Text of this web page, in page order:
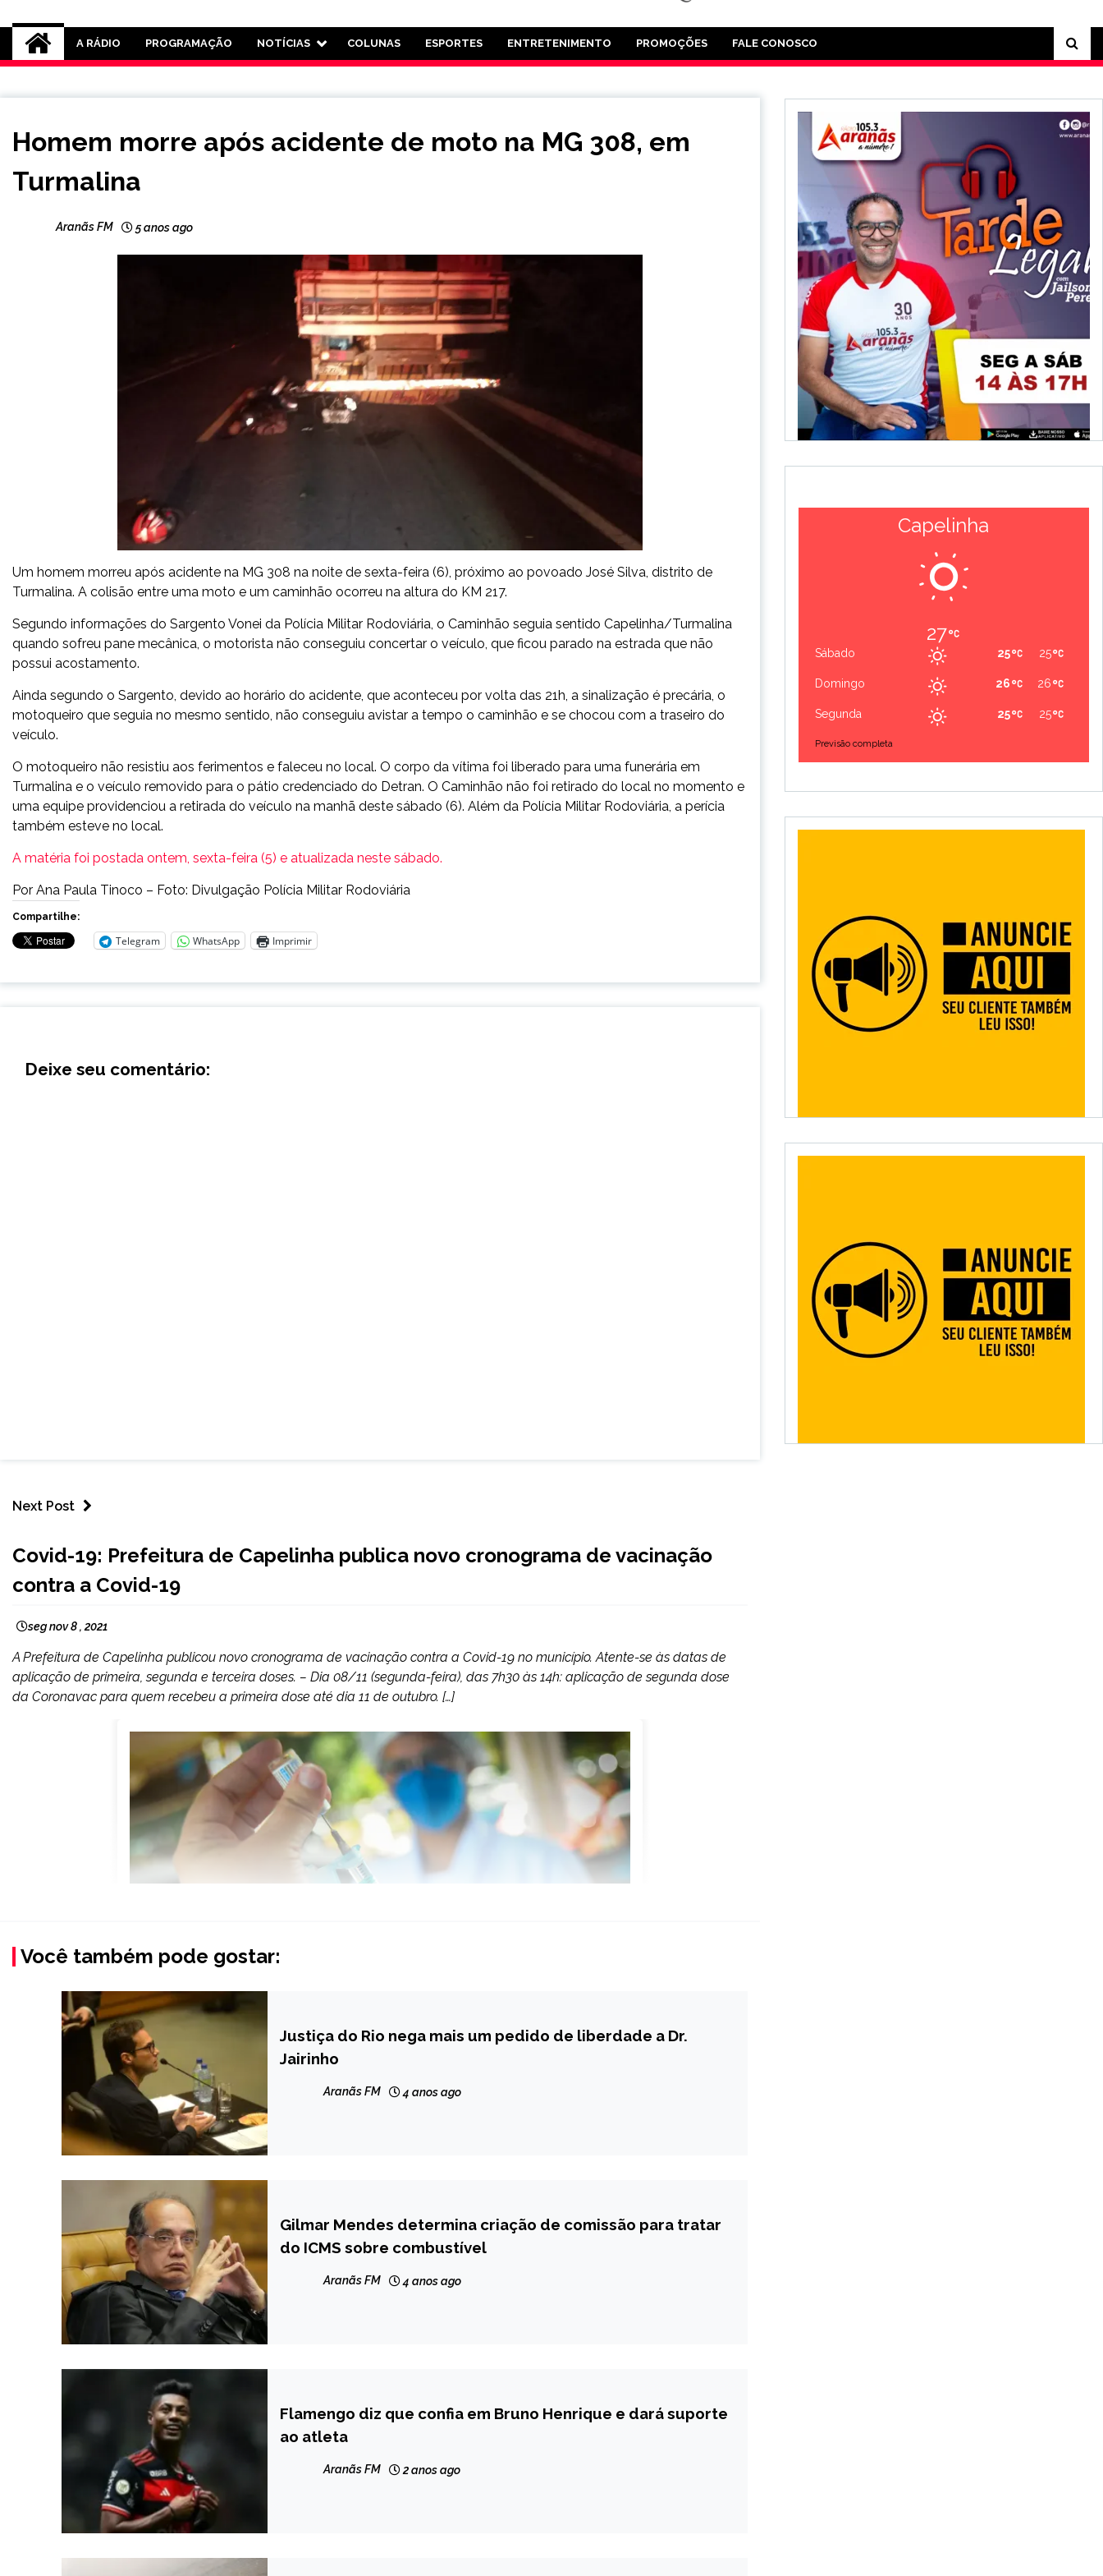
Rádio Aranãs 105.3
A RÁDIO PROGRAMAÇÃO NOTÍCIAS COLUNAS ESPORTES ENTRETENIMENTO PROMOÇÕES FALE CONOSCO
MINAS
NOTÍCIAS
Homem morre após acidente de moto na MG 308, em
Turmalina
Aranãs FM 5 anos ago
Um homem morreu após acidente na MG 308 na noite de sexta-feira (6), próximo ao povoado José Silva, distrito de
Turmalina. A colisão entre uma moto e um caminhão ocorreu na altura do KM 217.
Segundo informações do Sargento Vonei da Polícia Militar Rodoviária, o Caminhão seguia sentido Capelinha/Turmalina
quando sofreu pane mecânica, o motorista não conseguiu concertar o veículo, que ficou parado na estrada que não
possui acostamento.
Ainda segundo o Sargento, devido ao horário do acidente, que aconteceu por volta das 21h, a sinalização é precária, o
motoqueiro que seguia no mesmo sentido, não conseguiu avistar a tempo o caminhão e se chocou com a traseiro do
veículo.
O motoqueiro não resistiu aos ferimentos e faleceu no local. O corpo da vítima foi liberado para uma funerária em
Turmalina e o veículo removido para o pátio credenciado do Detran. O Caminhão não foi retirado do local no momento e
uma equipe providenciou a retirada do veículo na manhã deste sábado (6). Além da Polícia Militar Rodoviária, a perícia
também esteve no local.
A matéria foi postada ontem, sexta-feira (5) e atualizada neste sábado.
Por Ana Paula Tinoco – Foto: Divulgação Polícia Militar Rodoviária
Compartilhe:
Telegram WhatsApp Imprimir
Deixe seu comentário:
Next Post
NOTÍCIAS
Covid-19: Prefeitura de Capelinha publica novo cronograma de vacinação
contra a Covid-19
seg nov 8 , 2021
A Prefeitura de Capelinha publicou novo cronograma de vacinação contra a Covid-19 no município. Atente-se às datas de
aplicação de primeira, segunda e terceira doses. – Dia 08/11 (segunda-feira), das 7h30 às 14h: aplicação de segunda dose
da Coronavac para quem recebeu a primeira dose até dia 11 de outubro. […]
Você também pode gostar:
BRASIL
NOTÍCIAS
Justiça do Rio nega mais um pedido de liberdade a Dr.
Jairinho
Aranãs FM 4 anos ago
BRASIL
NOTÍCIAS
Gilmar Mendes determina criação de comissão para tratar
do ICMS sobre combustível
Aranãs FM 4 anos ago
BRASIL
ESPORTES
NOTÍCIAS
Flamengo diz que confia em Bruno Henrique e dará suporte
ao atleta
Aranãs FM 2 anos ago
Capelinha
27
Sábado 25
25
Domingo 26
26
Segunda 25
25
Previsão completa